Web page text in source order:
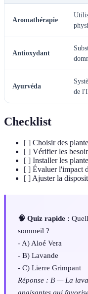
Aromathérapie
Antioxydant
Ayurvéda
de
Checklist
[ ] Choisir des
[ ] Vérifier les
[ ] Installer les
[ ] Évaluer l'impact
[ ] Ajuster la
🧠 Quiz rapide :
sommeil ?
- A) Aloé Vera
- B) Lavande
- C) Lierre Grimpant
Réponse : B — La